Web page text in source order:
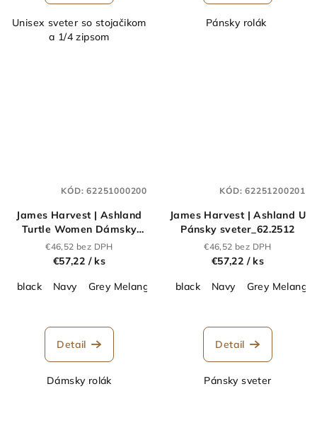
Unisex sveter so stojačikom
a 1/4 zipsom
Pánsky rolák
James Harvest | Ashland
Turtle Women Dámsky
rolák_62.2510
€46,52 bez DPH
€57,22 / ks
black
Navy Grey Melange
Detail
Dámsky rolák
KÓD:62251000200
James Harvest | Ashland U
Pánsky sveter_62.2512
€46,52 bez DPH
€57,22 / ks
black
Navy Grey Melange
Detail
Pánsky sveter
KÓD:62251200201